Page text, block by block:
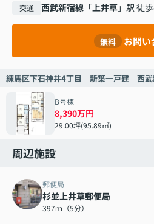
交通 西武新宿線 「上井草」駅 徒
無料 お問い
練馬区下石神井4丁目 新築一戸建 西
B号棟
8,390万円
29.00坪(95.89㎡)
周辺施設
郵便局
杉並上井草郵便局
397ｍ（5分）